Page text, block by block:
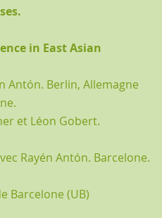
in East Asian
Antón. Berlin, Allemagne
et Léon Gobert.
Rayén Antón. Barcelone.
Barcelone (UB)